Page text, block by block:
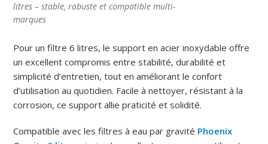
litres – stable, robuste et compatible multi-
marques
Pour un filtre 6 litres, le support en acier inoxydable offre
un excellent compromis entre stabilité, durabilité et
simplicité d’entretien, tout en améliorant le confort
d’utilisation au quotidien. Facile à nettoyer, résistant à la
corrosion, ce support allie praticité et solidité.
Compatible avec les filtres à eau par gravité Phoenix